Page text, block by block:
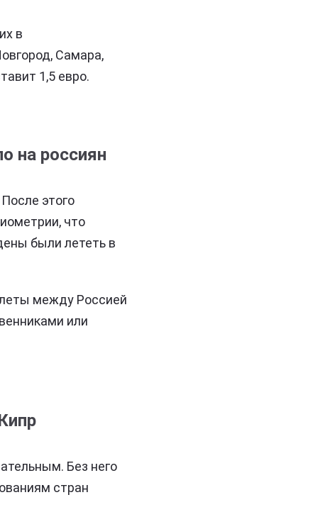
в
Самара,
1,5 евро.
на россиян
этого
что
были лететь в
между Россией
или
Без него
стран